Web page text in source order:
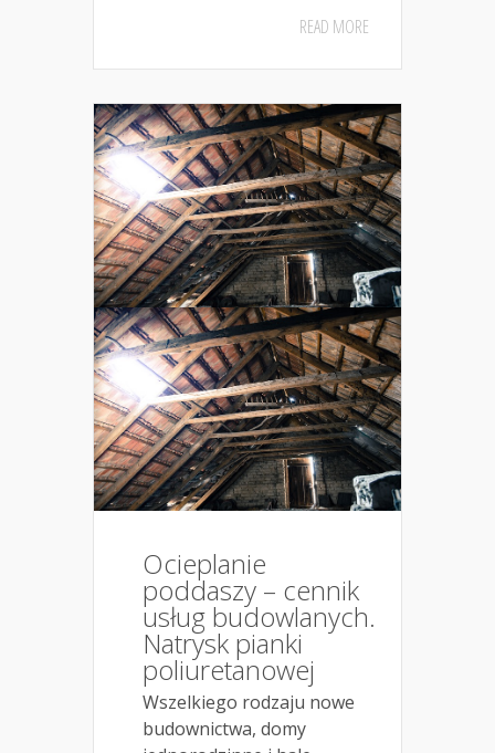
READ MORE
Ocieplanie
poddaszy – cennik
usług budowlanych.
Natrysk pianki
poliuretanowej
Wszelkiego rodzaju nowe
budownictwa, domy